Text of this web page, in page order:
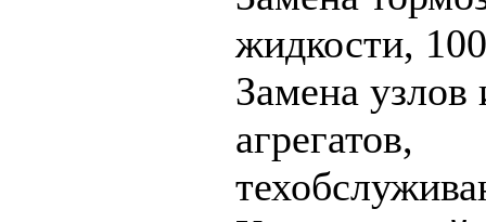
жидкости,
Замена узлов
агрегатов,